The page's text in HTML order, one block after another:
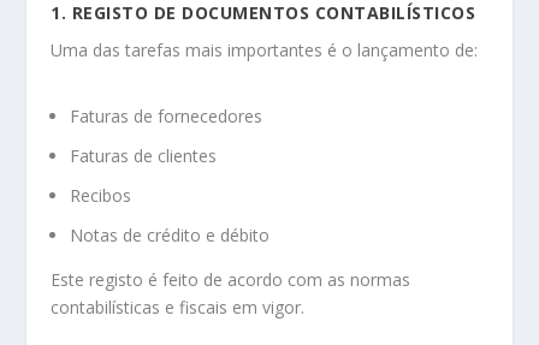
1. REGISTO DE DOCUMENTOS CONTABILÍSTICOS
Uma das tarefas mais importantes é o lançamento de:
Faturas de fornecedores
Faturas de clientes
Recibos
Notas de crédito e débito
Este registo é feito de acordo com as normas
contabilísticas e fiscais em vigor.